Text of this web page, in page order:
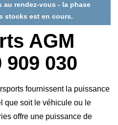
rendez-vous - la phase
stocks est en cours.
AGM
030
fournissent la puissance
que soit le véhicule ou le
offre une puissance de